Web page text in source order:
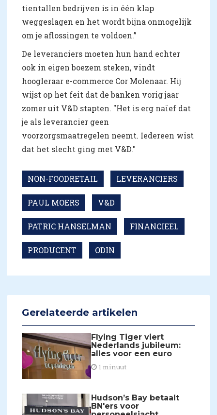
tientallen bedrijven is in één klap
weggeslagen en het wordt bijna onmogelijk
om je aflossingen te voldoen.”
De leveranciers moeten hun hand echter
ook in eigen boezem steken, vindt
hoogleraar e-commerce Cor Molenaar. Hij
wijst op het feit dat de banken vorig jaar
zomer uit V&D stapten. "Het is erg naïef dat
je als leverancier geen
voorzorgsmaatregelen neemt. Iedereen wist
dat het slecht ging met V&D."
NON-FOODRETAIL LEVERANCIERS
PAUL MOERS V&D
PATRIC HANSELMAN FINANCIEEL
PRODUCENT ODIN
Gerelateerde artikelen
Flying Tiger viert
Nederlands jubileum:
alles voor een euro
1 minuut
Hudson’s Bay betaalt
BN'ers voor